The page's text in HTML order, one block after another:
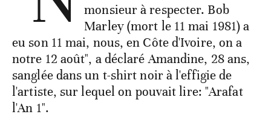
monsieur à respecter. Bob
Marley (mort le 11 mai 1981) a
eu son 11 mai, nous, en Côte d'Ivoire, on a
notre 12 août", a déclaré Amandine, 28 ans,
sanglée dans un t-shirt noir à l'effigie de
l'artiste, sur lequel on pouvait lire: "Arafat
l'An 1".